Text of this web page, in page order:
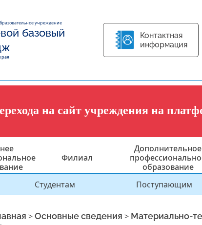
учреждение
базовый
Контактная
информация
на сайт учреждения на
Филиал
Дополнительное
образование
Студентам Поступающим
>Основные сведения > Материально-